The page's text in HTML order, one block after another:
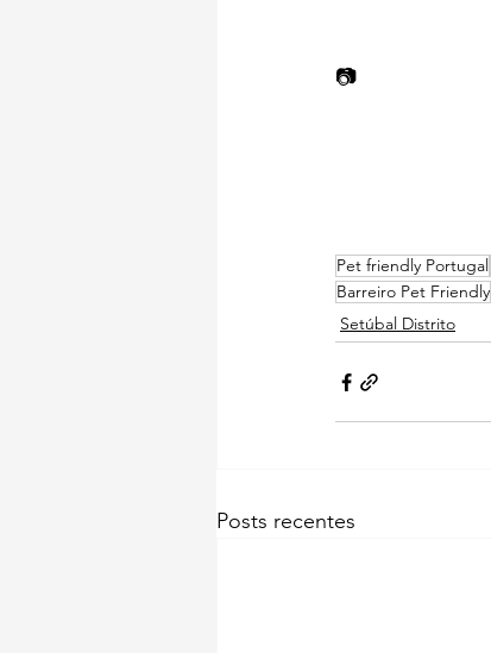
📷
Pet friendly Portugal
Barreiro Pet Friendly
Setúbal Distrito
Posts recentes